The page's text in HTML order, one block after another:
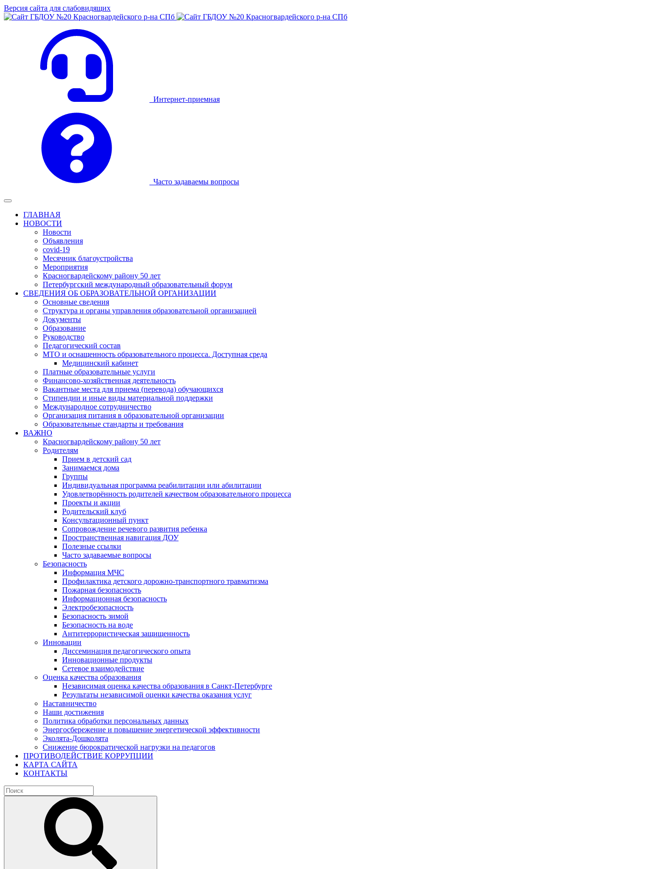
Версия сайта для слабовидящих
Интернет-приемная
Часто задаваемы вопросы
ГЛАВНАЯ
НОВОСТИ
Новости
Объявления
covid-19
Месячник благоустройства
Мероприятия
Красногвардейскому району 50 лет
Петербургский международный образовательный форум
СВЕДЕНИЯ ОБ ОБРАЗОВАТЕЛЬНОЙ ОРГАНИЗАЦИИ
Основные сведения
Структура и органы управления образовательной организацией
Документы
Образование
Руководство
Педагогический состав
МТО и оснащенность образовательного процесса. Доступная среда
Медицинский кабинет
Платные образовательные услуги
Финансово-хозяйственная деятельность
Вакантные места для приема (перевода) обучающихся
Стипендии и иные виды материальной поддержки
Международное сотрудничество
Организация питания в образовательной организации
Образовательные стандарты и требования
ВАЖНО
Красногвардейскому району 50 лет
Родителям
Прием в детский сад
Занимаемся дома
Группы
Индивидуальная программа реабилитации или абилитации
Удовлетворённость родителей качеством образовательного процесса
Проекты и акции
Родительский клуб
Консультационный пункт
Сопровождение речевого развития ребенка
Пространственная навигация ДОУ
Полезные ссылки
Часто задаваемые вопросы
Безопасность
Информация МЧС
Профилактика детского дорожно-транспортного травматизма
Пожарная безопасность
Информационная безопасность
Электробезопасность
Безопасность зимой
Безопасность на воде
Антитеррористическая защищенность
Инновации
Диссеминация педагогического опыта
Инновационные продукты
Сетевое взаимодействие
Оценка качества образования
Независимая оценка качества образования в Санкт-Петербурге
Результаты независимой оценки качества оказания услуг
Наставничество
Наши достижения
Политика обработки персональных данных
Энергосбережение и повышение энергетической эффективности
Эколята-Дошколята
Снижение бюрократической нагрузки на педагогов
ПРОТИВОДЕЙСТВИЕ КОРРУПЦИИ
КАРТА САЙТА
КОНТАКТЫ